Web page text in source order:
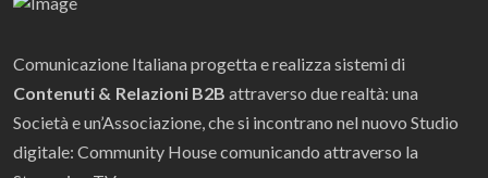
Comunicazione Italiana progetta e realizza sistemi di
Contenuti & Relazioni B2B attraverso due realtà: una
Società e un’Associazione, che si incontrano nel nuovo Studio
digitale: Community House comunicando attraverso la